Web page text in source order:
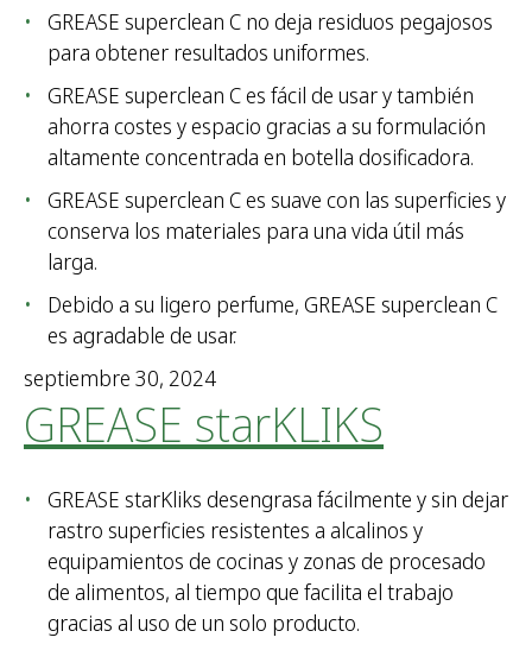
GREASE superclean C no deja residuos pegajosos
para obtener resultados uniformes.
GREASE superclean C es fácil de usar y también
ahorra costes y espacio gracias a su formulación
altamente concentrada en botella dosificadora.
GREASE superclean C es suave con las superficies y
conserva los materiales para una vida útil más
larga.
Debido a su ligero perfume, GREASE superclean C
es agradable de usar.
septiembre 30, 2024
GREASE starKLIKS
GREASE starKliks desengrasa fácilmente y sin dejar
rastro superficies resistentes a alcalinos y
equipamientos de cocinas y zonas de procesado
de alimentos, al tiempo que facilita el trabajo
gracias al uso de un solo producto.